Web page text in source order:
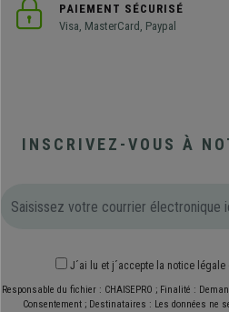
PAIEMENT SÉCURISÉ
Visa, MasterCard, Paypal
INSCRIVEZ-VOUS À
J´ai lu et j´accepte la notice légale
Responsable du fichier : CHAISEPRO ; Finalité :
Consentement ; Destinataires : Les données ne